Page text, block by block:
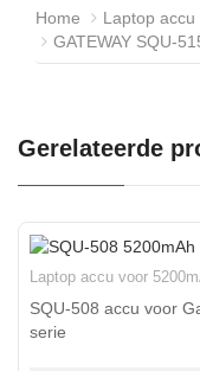
Home Laptop accu
GATEWAY SQU-
Gerelateerde
Laptop accu voor
SQU-508 accu voor
serie